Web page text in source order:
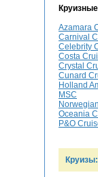
Azamara
Carnival
Celebrity
Costa
Crystal
Cunard
Holland
MSC
Oceania
P&O
Круизы: